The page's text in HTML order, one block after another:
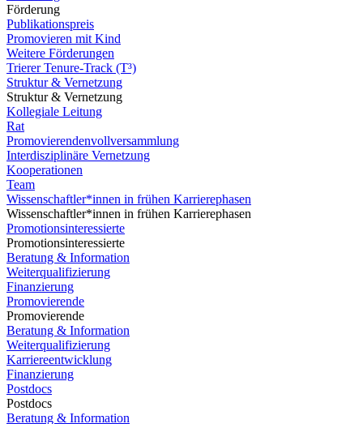
Förderung
Publikationspreis
Promovieren mit Kind
Weitere Förderungen
Trierer Tenure-Track (T³)
Struktur & Vernetzung
Struktur & Vernetzung
Kollegiale Leitung
Rat
Promovierendenvollversammlung
Interdisziplinäre Vernetzung
Kooperationen
Team
Wissenschaftler*innen in frühen Karrierephasen
Wissenschaftler*innen in frühen Karrierephasen
Promotionsinteressierte
Promotionsinteressierte
Beratung & Information
Weiterqualifizierung
Finanzierung
Promovierende
Promovierende
Beratung & Information
Weiterqualifizierung
Karriereentwicklung
Finanzierung
Postdocs
Postdocs
Beratung & Information